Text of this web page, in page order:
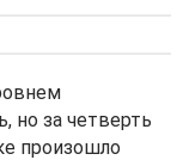
но за четверть
произошло